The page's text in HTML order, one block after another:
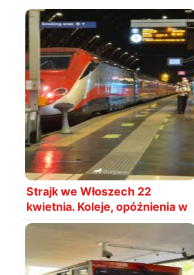
Strajk we Włoszech 22
kwietnia. Koleje, opóźnienia w
Mediolanie, Wenecji i Bergamo